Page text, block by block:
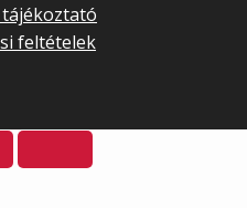
feltételek